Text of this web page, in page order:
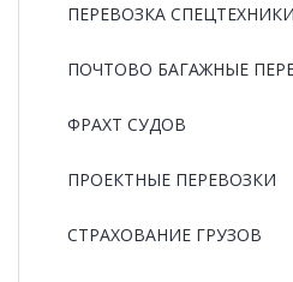
ПЕРЕВОЗКА СПЕЦТЕХНИКИ
ПОЧТОВО БАГАЖНЫЕ
ФРАХТ СУДОВ
ПРОЕКТНЫЕ ПЕРЕВОЗКИ
СТРАХОВАНИЕ ГРУЗОВ